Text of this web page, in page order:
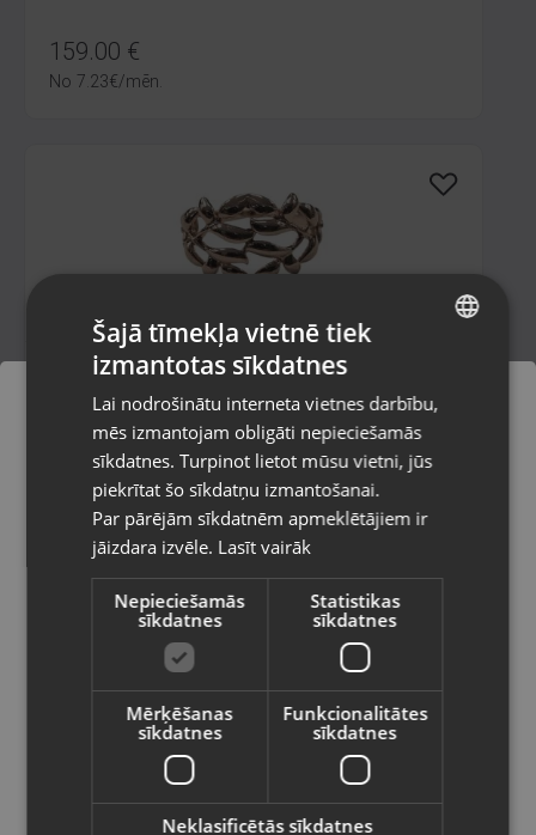
159.00 €
No 7.23€/mēn.
Zelta gredzens
Rīga, Dižozolu iela 11
Stāvoklis Restaurēts (Garantija 24 mēneši)
315.00€
€ /mēn.
Zelta gredzens
Pasūtījumi tiks piegādāti uz
izvēlēto valsti
Vietnes saturs būs attēlots izvēlētajā
valodā
Valsts
Latviešu / Latvian
RUSSIAN
Šajā tīmekļa vietnē tiek
izmantotas sīkdatnes
Lai nodrošinātu interneta vietnes darbību,
mēs izmantojam obligāti nepieciešamās
sīkdatnes. Turpinot lietot mūsu vietni, jūs
piekrītat šo sīkdatņu izmantošanai.
Par pārējām sīkdatnēm apmeklētājiem ir
jāizdara izvēle. Lasīt vairāk
Nepieciešamās
sīkdatnes
Statistikas
sīkdatnes
Mērķēšanas
sīkdatnes
Funkcionalitātes
sīkdatnes
Neklasificētās sīkdatnes